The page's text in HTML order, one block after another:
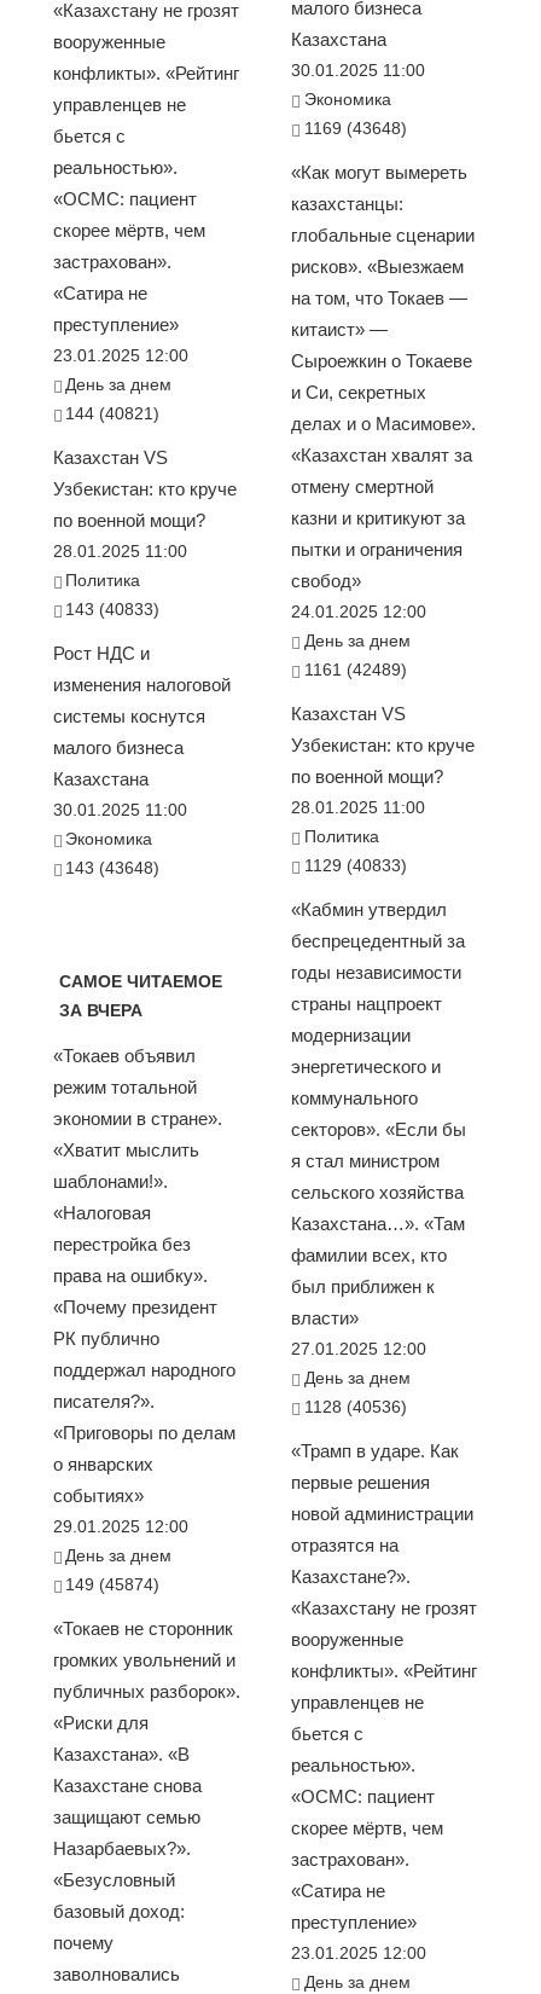
«Казахстану не грозят
вооруженные
конфликты». «Рейтинг
управленцев не
бьется с
реальностью».
«ОСМС: пациент
скорее мёртв, чем
застрахован».
«Сатира не
преступление»
23.01.2025 12:00
День за днем
144 (40821)
Казахстан VS
Узбекистан: кто круче
по военной мощи?
28.01.2025 11:00
Политика
143 (40833)
Рост НДС и
изменения налоговой
системы коснутся
малого бизнеса
Казахстана
30.01.2025 11:00
Экономика
143 (43648)
САМОЕ ЧИТАЕМОЕ
ЗА ВЧЕРА
«Токаев объявил
режим тотальной
экономии в стране».
«Хватит мыслить
шаблонами!».
«Налоговая
перестройка без
права на ошибку».
«Почему президент
РК публично
поддержал народного
писателя?».
«Приговоры по делам
о январских
событиях»
29.01.2025 12:00
День за днем
149 (45874)
«Токаев не сторонник
громких увольнений и
публичных разборок».
«Риски для
Казахстана». «В
Казахстане снова
защищают семью
Назарбаевых?».
«Безусловный
базовый доход:
почему
заволновались
малого бизнеса
Казахстана
30.01.2025 11:00
Экономика
1169 (43648)
«Как могут вымереть
казахстанцы:
глобальные сценарии
рисков». «Выезжаем
на том, что Токаев —
китаист» —
Сыроежкин о Токаеве
и Си, секретных
делах и о Масимове».
«Казахстан хвалят за
отмену смертной
казни и критикуют за
пытки и ограничения
свобод»
24.01.2025 12:00
День за днем
1161 (42489)
Казахстан VS
Узбекистан: кто круче
по военной мощи?
28.01.2025 11:00
Политика
1129 (40833)
«Кабмин утвердил
беспрецедентный за
годы независимости
страны нацпроект
модернизации
энергетического и
коммунального
секторов». «Если бы
я стал министром
сельского хозяйства
Казахстана…». «Там
фамилии всех, кто
был приближен к
власти»
27.01.2025 12:00
День за днем
1128 (40536)
«Трамп в ударе. Как
первые решения
новой администрации
отразятся на
Казахстане?».
«Казахстану не грозят
вооруженные
конфликты». «Рейтинг
управленцев не
бьется с
реальностью».
«ОСМС: пациент
скорее мёртв, чем
застрахован».
«Сатира не
преступление»
23.01.2025 12:00
День за днем